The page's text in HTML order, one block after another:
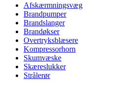
Afskærmningsvæg
Brandpumper
Brandslanger
Brandøkser
Overtryksblæsere
Kompressorhorn
Skumvæske
Skæreslukker
Strålerør